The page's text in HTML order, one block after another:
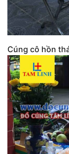
Cúng cô hồn